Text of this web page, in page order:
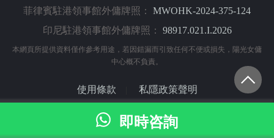
菲律賓駐港領事館外傭牌照： MWOHK-2024-375-124
印尼駐港領事館外傭牌照： 98917.021.I.2026
本網頁所提供資料僅作參考用途，若因錯漏而引致任何不便或損失，陽光女傭
中心概不負責。
使用條款 私隱政策聲明
© 2024 陽光網（亞洲）科技有限公司 版權所有
即時咨詢